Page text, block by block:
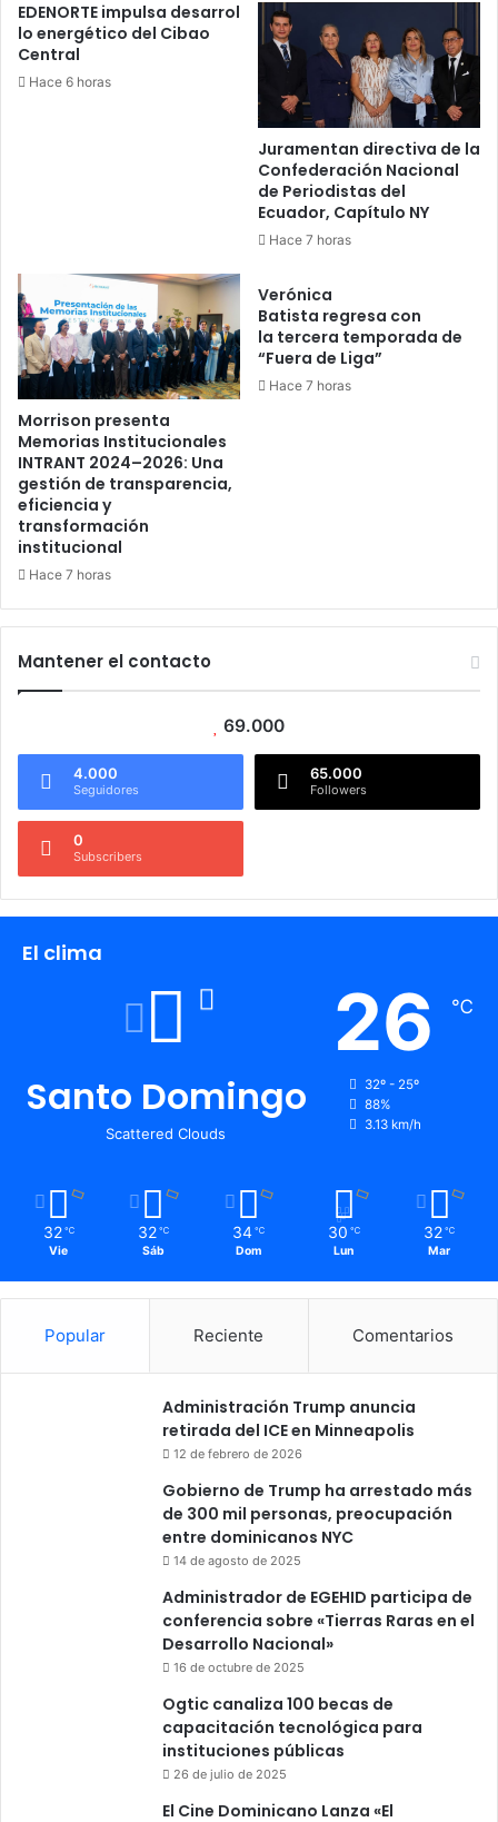
Usera
EDENORTE impulsa desarrol
lo energético del Cibao
Central
Hace 6 horas
Juramentan directiva de la
Confederación Nacional
de Periodistas del
Ecuador, Capítulo NY
Hace 7 horas
Morrison presenta
Memorias Institucionales
INTRANT 2024–2026: Una
gestión de transparencia,
eficiencia y
transformación
institucional
Hace 7 horas
Verónica
Batista regresa con
la tercera temporada de
“Fuera de Liga”
Hace 7 horas
Mantener el contacto
69.000
4.000
Seguidores
65.000
Followers
0
Subscribers
El clima
Santo Domingo
Scattered Clouds
26 ℃
32º - 25º
88%
3.13 km/h
32 ℃
Vie
32 ℃
Sáb
34 ℃
Dom
30 ℃
Lun
32 ℃
Mar
Popular Reciente Comentarios
Administración Trump anuncia
retirada del ICE en Minneapolis
12 de febrero de 2026
Gobierno de Trump ha arrestado más
de 300 mil personas, preocupación
entre dominicanos NYC
14 de agosto de 2025
Administrador de EGEHID participa de
conferencia sobre «Tierras Raras en el
Desarrollo Nacional»
16 de octubre de 2025
Ogtic canaliza 100 becas de
capacitación tecnológica para
instituciones públicas
26 de julio de 2025
El Cine Dominicano Lanza «El